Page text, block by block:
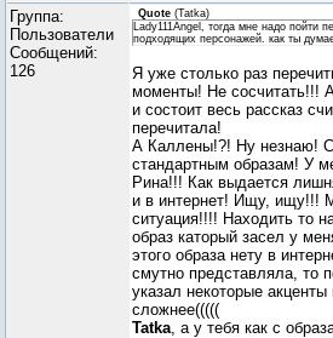
Группа:
Пользователи
Сообщений:
126
Quote (Tatka)
Lady111Angel, тогда мне надо пойти
подходящих персонажей. как ты
Я уже столько раз
моменты! Не сосчитать!!!
и состоит весь рассказ
перечитала!
А Каллены!?! Ну незнаю!
стандартным образам! У
Рина!!! Как выдается
и в интернет! Ищу, ищу!!!
ситуация!!!! Находить то
образ каторый засел у
этого образа нету в
смутно представляла, то
указал некоторые акценты
сложнее(((((
Tatka, а у тебя как с